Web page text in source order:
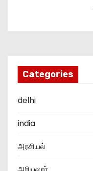
Categories
delhi
india
அரசியல்